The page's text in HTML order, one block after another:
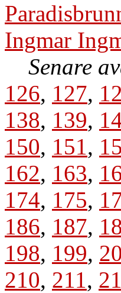
Ingmar
Senare
126, 127,
138, 139,
150, 151,
162, 163,
174, 175,
186, 187,
198, 199,
210, 211,